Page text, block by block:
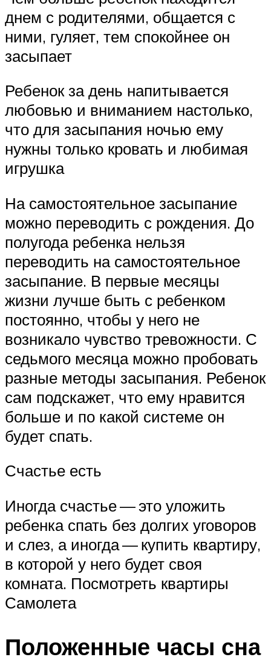
днем с родителями, общается с
ними, гуляет, тем спокойнее он
засыпает
Ребенок за день напитывается
любовью и вниманием настолько,
что для засыпания ночью ему
нужны только кровать и любимая
игрушка
На самостоятельное засыпание
можно переводить с рождения. До
полугода ребенка нельзя
переводить на самостоятельное
засыпание. В первые месяцы
жизни лучше быть с ребенком
постоянно, чтобы у него не
возникало чувство тревожности. С
седьмого месяца можно пробовать
разные методы засыпания. Ребенок
сам подскажет, что ему нравится
больше и по какой системе он
будет спать.
Счастье есть
Иногда счастье — это уложить
ребенка спать без долгих уговоров
и слез, а иногда — купить квартиру,
в которой у него будет своя
комната. Посмотреть квартиры
Самолета
Положенные часы сна